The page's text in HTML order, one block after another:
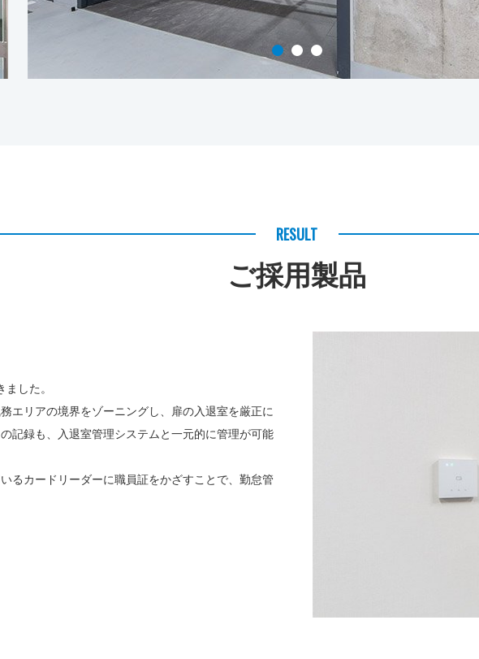
1 2 3
RESULT
ご採用製品
した。
エリアの境界をゾーニングし、扉の入退室を厳正に
記録も、入退室管理システムと一元的に管理が可能
るカードリーダーに職員証をかざすことで、勤怠管